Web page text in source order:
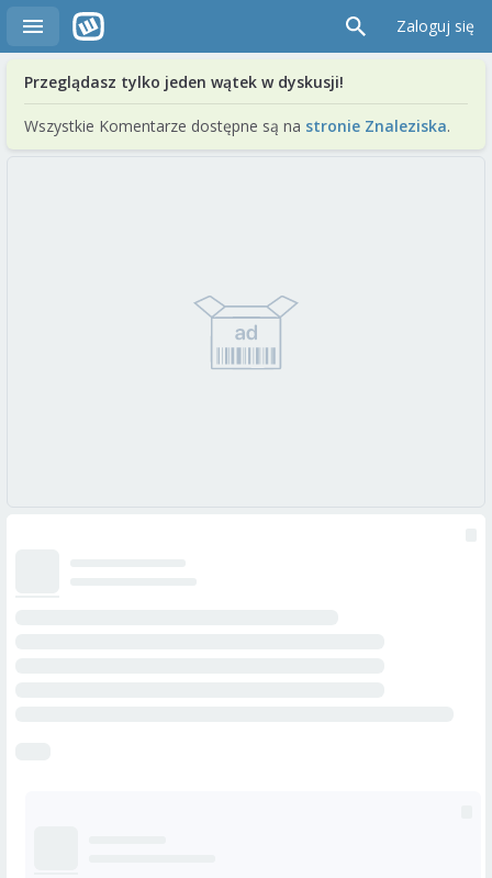
Zaloguj się
Przeglądasz tylko jeden wątek w dyskusji!
Wszystkie Komentarze dostępne są na stronie Znaleziska.